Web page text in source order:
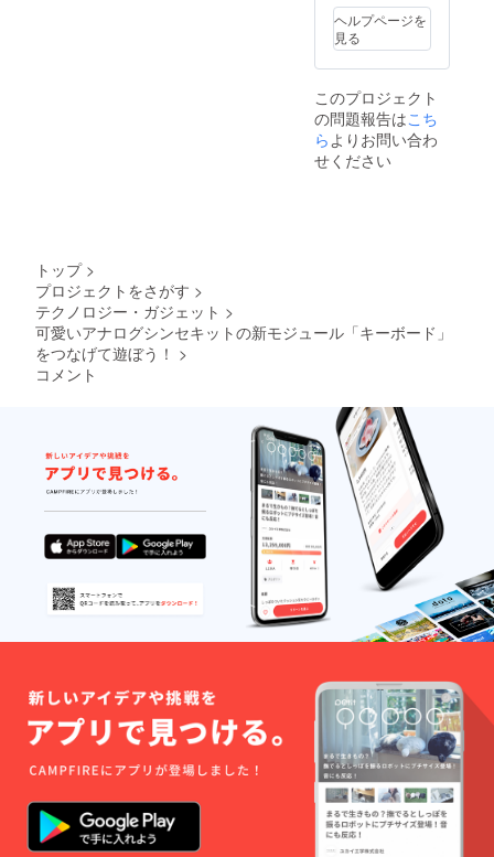
くださ
い。先
着順で
対応さ
ただき
ます。
ご連絡
がない
場合は
第で多
様な音
色を奏
でる事
ます。
色はそ
れぞれ
赤・
緑・
フォー
ムから
着順で
対応さ
せてい
ただき
ます。
ご連絡
がない
場合は
私たち
の方で
選んで
お送り
いたし
ます。
ヘルプページを
見る
このプロジェクト
の問題報告はこち
ら よりお問い合わ
せください
トップ >
プロジェクトをさがす >
テクノロジー・ガジェット >
可愛いアナログシンセキットの新モジュール「キーボード」
をつなげて遊ぼう！ >
コメント